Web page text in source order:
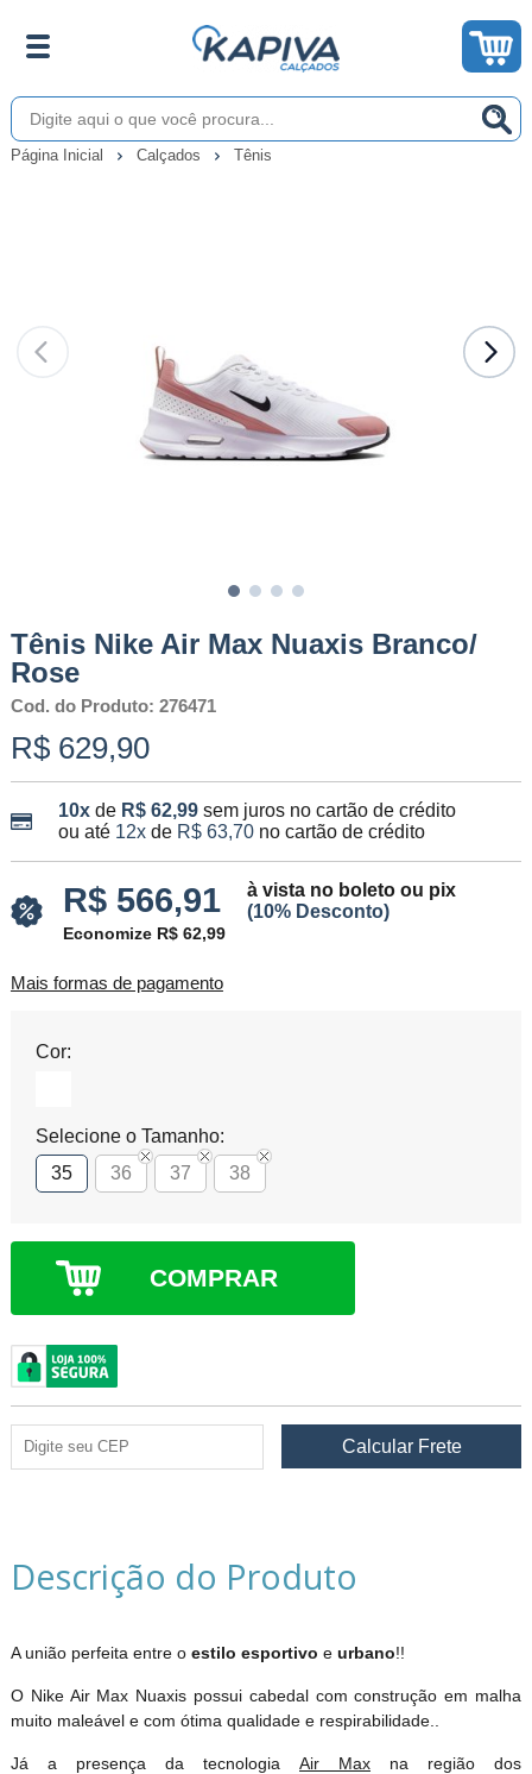
Página Inicial Calçados Tênis
Tênis Nike Air Max Nuaxis Branco/
Rose
Cod. do Produto: 276471
R$ 629,90
10xde R$ 62,99 sem juros no cartão de crédito
ou até 12xde R$ 63,70no cartão de crédito
R$ 566,91
à vista no boleto ou pix
(10% Desconto)
Economize R$ 62,99
Mais formas de pagamento
Cor:
Selecione o Tamanho:
35
36 37 38
COMPRAR
Descrição do Produto
A união perfeita entre o estilo esportivo e urbano!!
O Nike Air Max Nuaxis possui cabedal com construção em malha
muito maleável e com ótima qualidade e respirabilidade..
Já a presença da tecnologia Air Max na região dos